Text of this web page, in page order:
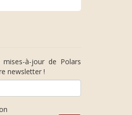
à-jour de Polars
newsletter !